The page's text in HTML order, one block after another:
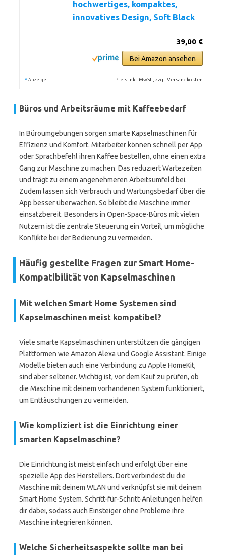
hochwertiges, kompaktes,
innovatives Design, Soft Black
39,00 €
Bei Amazon ansehen
* Anzeige Preis inkl. MwSt., zzgl. Versandkosten
Büros und Arbeitsräume mit Kaffeebedarf
In Büroumgebungen sorgen smarte Kapselmaschinen für
Effizienz und Komfort. Mitarbeiter können schnell per App
oder Sprachbefehl ihren Kaffee bestellen, ohne einen extra
Gang zur Maschine zu machen. Das reduziert Wartezeiten
und trägt zu einem angenehmeren Arbeitsumfeld bei.
Zudem lassen sich Verbrauch und Wartungsbedarf über die
App besser überwachen. So bleibt die Maschine immer
einsatzbereit. Besonders in Open-Space-Büros mit vielen
Nutzern ist die zentrale Steuerung ein Vorteil, um mögliche
Konflikte bei der Bedienung zu vermeiden.
Häufig gestellte Fragen zur Smart Home-
Kompatibilität von Kapselmaschinen
Mit welchen Smart Home Systemen sind
Kapselmaschinen meist kompatibel?
Viele smarte Kapselmaschinen unterstützen die gängigen
Plattformen wie Amazon Alexa und Google Assistant. Einige
Modelle bieten auch eine Verbindung zu Apple HomeKit,
sind aber seltener. Wichtig ist, vor dem Kauf zu prüfen, ob
die Maschine mit deinem vorhandenen System funktioniert,
um Enttäuschungen zu vermeiden.
Wie kompliziert ist die Einrichtung einer
smarten Kapselmaschine?
Die Einrichtung ist meist einfach und erfolgt über eine
spezielle App des Herstellers. Dort verbindest du die
Maschine mit deinem WLAN und verknüpfst sie mit deinem
Smart Home System. Schritt-für-Schritt-Anleitungen helfen
dir dabei, sodass auch Einsteiger ohne Probleme ihre
Maschine integrieren können.
Welche Sicherheitsaspekte sollte man bei